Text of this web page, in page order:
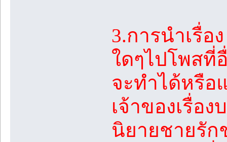
3.การนำเรื่
ใดๆไปโพสที่
จะทำได้หรือ
เจ้าของเรื่อ
นิยายชายรัก